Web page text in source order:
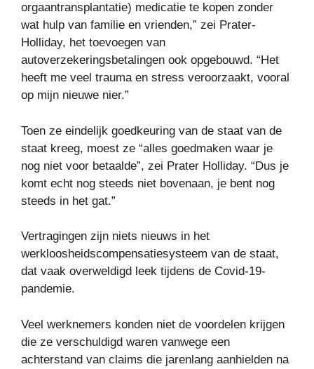
orgaantransplantatie) medicatie te kopen zonder
wat hulp van familie en vrienden,” zei Prater-
Holliday, het toevoegen van
autoverzekeringsbetalingen ook opgebouwd. “Het
heeft me veel trauma en stress veroorzaakt, vooral
op mijn nieuwe nier.”
Toen ze eindelijk goedkeuring van de staat van de
staat kreeg, moest ze “alles goedmaken waar je
nog niet voor betaalde”, zei Prater Holliday. “Dus je
komt echt nog steeds niet bovenaan, je bent nog
steeds in het gat.”
Vertragingen zijn niets nieuws in het
werkloosheidscompensatiesysteem van de staat,
dat vaak overweldigd leek tijdens de Covid-19-
pandemie.
Veel werknemers konden niet de voordelen krijgen
die ze verschuldigd waren vanwege een
achterstand van claims die jarenlang aanhielden na